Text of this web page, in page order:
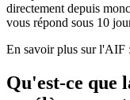
directement depuis
vous répond sous 10
En savoir plus sur l'AIF :
Qu'est-ce que